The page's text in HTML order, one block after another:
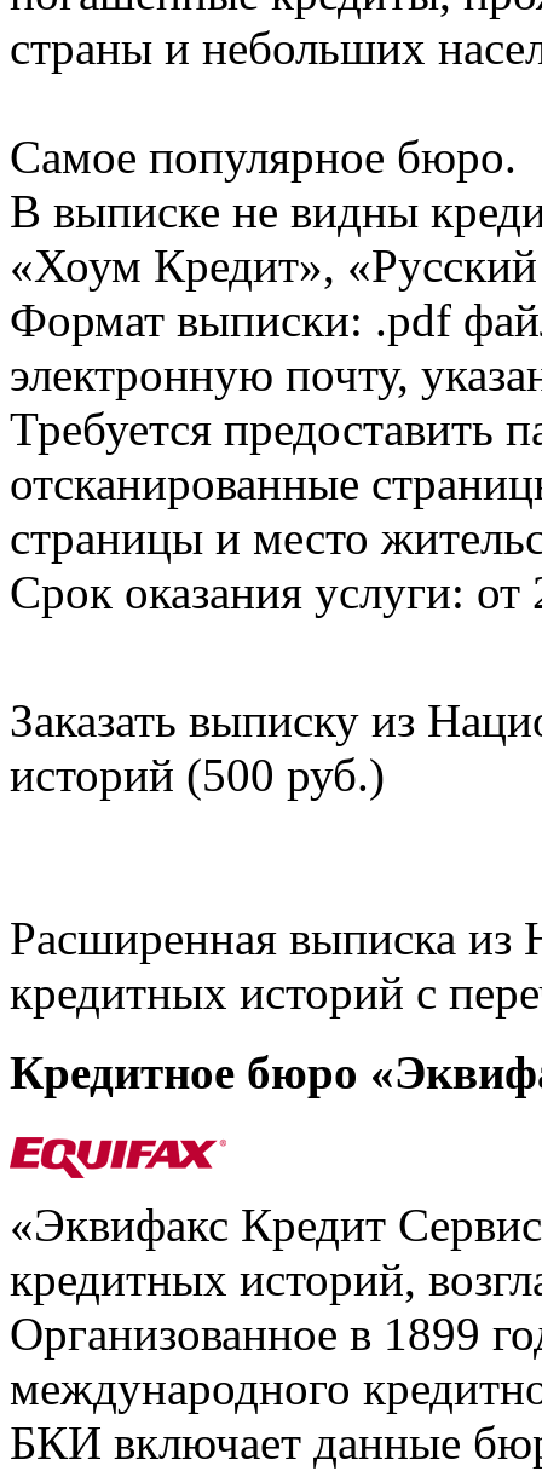
страны и небольших
Самое популярное бюро.
В выписке не видны
«Хоум Кредит»,
Формат выписки: .pdf
электронную почту,
Требуется предоставить
отсканированные
страницы и место
Срок оказания услуги: от
Заказать выписку из
историй (500 руб.)
Расширенная выписка из
кредитных историй с
Кредитное бюро
«Эквифакс Кредит
кредитных историй,
Организованное в 1899
международного
БКИ включает данные